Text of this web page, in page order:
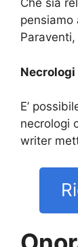
Che sia
pensiamo
Necrologi
E’
necrologi
writer